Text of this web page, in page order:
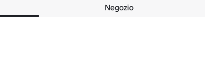
Negozio